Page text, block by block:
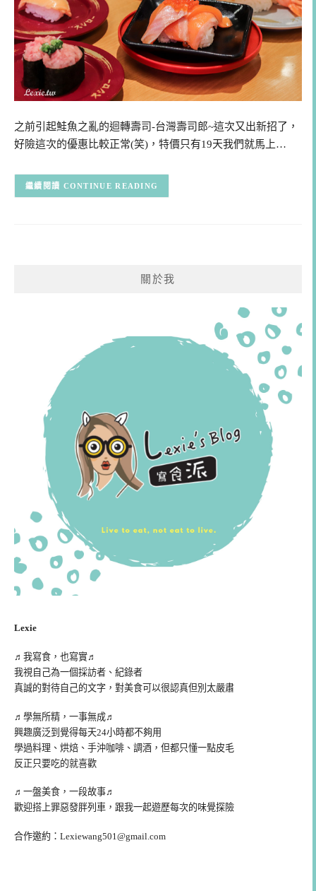
之前引起鮭魚之亂的迴轉壽司-台灣壽司郎~這次又出新招了，
好險這次的優惠比較正常(笑)，特價只有19天我們就馬上…
CONTINUE READING
關於我
Lexie
♬我寫食，也寫實♬
我視自己為一個採訪者、紀錄者
真誠的對待自己的文字，對美食可以很認真但別太嚴肅
♬學無所精，一事無成♬
興趣廣泛到覺得每天24小時都不夠用
學過料理、烘焙、手沖咖啡、調酒，但都只懂一點皮毛
反正只要吃的就喜歡
♬一盤美食，一段故事♬
歡迎搭上罪惡發胖列車，跟我一起遊歷每次的味覺探險
合作邀約： Lexiewang501@gmail.com